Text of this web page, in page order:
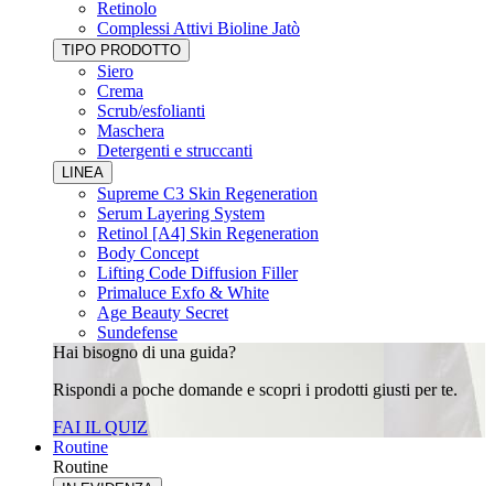
Retinolo
Complessi Attivi Bioline Jatò
TIPO PRODOTTO
Siero
Crema
Scrub/esfolianti
Maschera
Detergenti e struccanti
LINEA
Supreme C3 Skin Regeneration
Serum Layering System
Retinol [A4] Skin Regeneration
Body Concept
Lifting Code Diffusion Filler
Primaluce Exfo & White
Age Beauty Secret
Sundefense
Hai bisogno di una guida?
Rispondi a poche domande e scopri i prodotti giusti per te.
FAI IL QUIZ
Routine
Routine